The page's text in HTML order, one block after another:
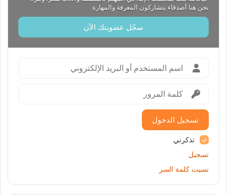
نحن هنا أصدقاء يتشاركون المعرفة والمهارة
سجّل عضويتك الآن
تسجيل الدخول
تذكرني
تسجيل
نسيت كلمة السر